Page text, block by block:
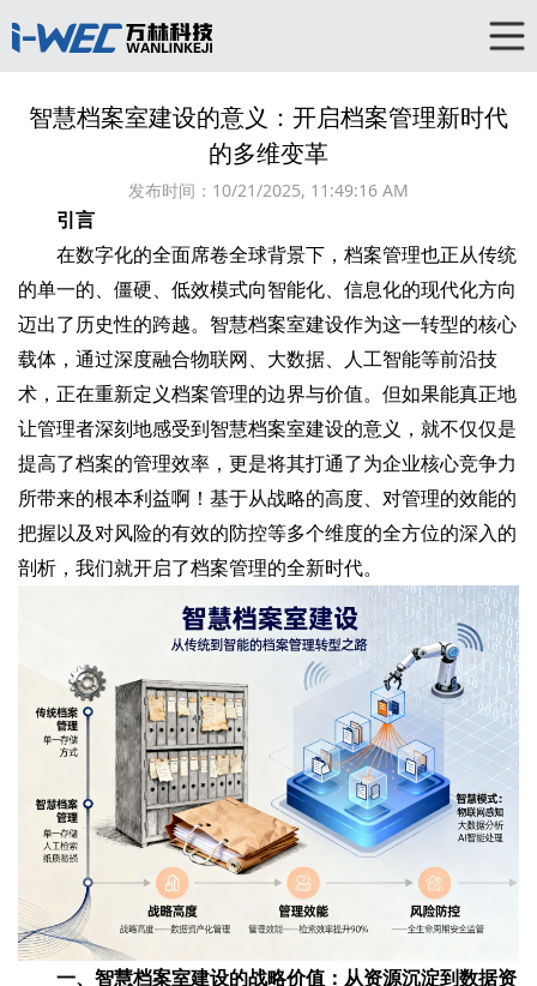
智慧档案室建设的意义：开启档案管理新时代
的多维变革
发布时间： 10/21/2025, 11:49:16 AM
引言
在数字化的全面席卷全球背景下，档案管理也正从传统
的单一的、僵硬、低效模式向智能化、信息化的现代化方向
迈出了历史性的跨越。智慧档案室建设作为这一转型的核心
载体，通过深度融合物联网、大数据、人工智能等前沿技
术，正在重新定义档案管理的边界与价值。但如果能真正地
让管理者深刻地感受到智慧档案室建设的意义，就不仅仅是
提高了档案的管理效率，更是将其打通了为企业核心竞争力
所带来的根本利益啊！基于从战略的高度、对管理的效能的
把握以及对风险的有效的防控等多个维度的全方位的深入的
剖析，我们就开启了档案管理的全新时代。
一、智慧档案室建设的战略价值：从资源沉淀到数据资